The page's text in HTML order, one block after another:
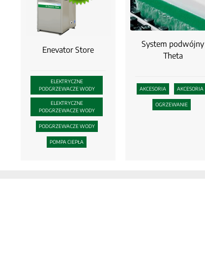
Enevator Store
ELEKTRYCZNE
PODGRZEWACZE WODY
ELEKTRYCZNE
PODGRZEWACZE WODY
PODGRZEWACZE WODY
POMPA CIEPŁA
System podwójny
Theta
AKCESORIA AKCESORIA
OGRZEWANIE